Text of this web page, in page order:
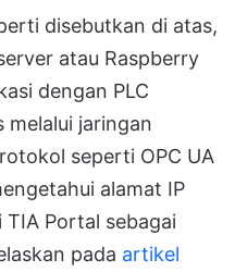
disebutkan di atas,
atau Raspberry
dengan PLC
melalui jaringan
seperti OPC UA
alamat IP
TIA Portal sebagai
pada artikel